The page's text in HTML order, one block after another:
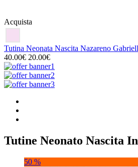
Acquista
Tutina Neonata Nascita Nazareno
40.00€ 20.00€
Tutine Neonato Nascita
50 %